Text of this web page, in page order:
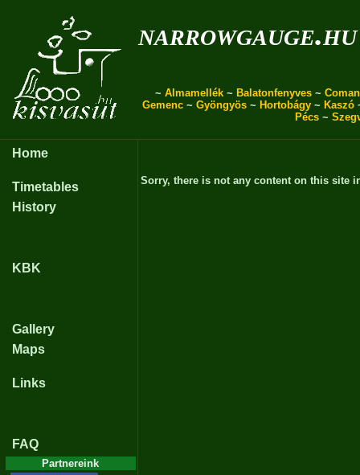
narrowgauge.hu
~ Almamellék ~ Balatonfenyves ~
Gemenc ~ Gyöngyös ~ Hortobágy ~ Kaszó
Pécs ~
Home
Timetables
History
KBK
Gallery
Maps
Links
FAQ
Partnereink
Sorry, there is not any content on this site